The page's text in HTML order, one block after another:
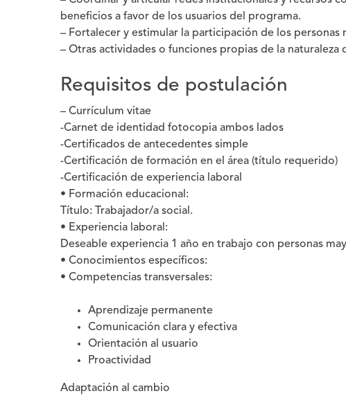
beneficios a favor de los usuarios del programa.
– Fortalecer y estimular la participación de los personas
– Otras actividades o funciones propias de la naturaleza
Requisitos de postulación
– Currículum vitae
-Carnet de identidad fotocopia ambos lados
-Certificados de antecedentes simple
-Certificación de formación en el área (título requerido)
-Certificación de experiencia laboral
• Formación educacional:
Título: Trabajador/a social.
• Experiencia laboral:
Deseable experiencia 1 año en trabajo con personas
• Conocimientos específicos:
• Competencias transversales:
Aprendizaje permanente
Comunicación clara y efectiva
Orientación al usuario
Proactividad
Adaptación al cambio